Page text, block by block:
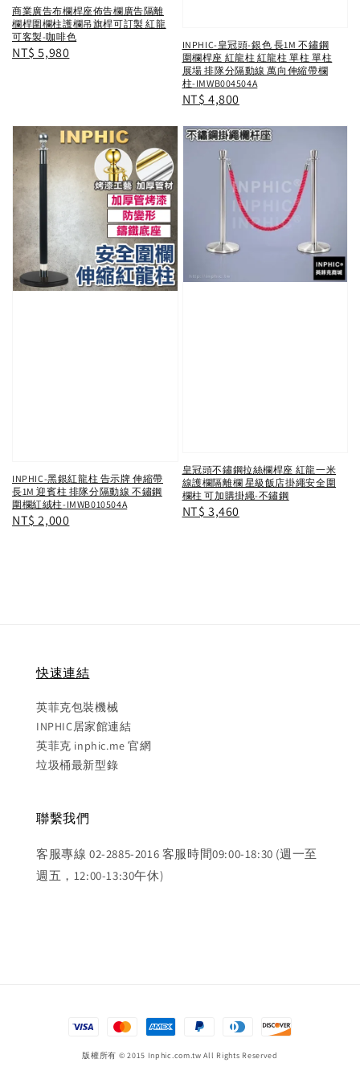
商業廣告布欄桿座佈告欄廣告隔離
欄桿圍欄柱護欄吊旗桿可訂製 紅龍
可客製-咖啡色
Regular
NT$ 5,980
INPHIC-皇冠頭-銀色 長1M 不鏽鋼
圍欄桿座 紅龍柱 紅龍柱 單柱 單柱
展場 排隊分隔動線 萬向伸縮帶欄
柱-IMWB004504A
Regular
NT$ 4,800
INPHIC-黑銀紅龍柱 告示牌 伸縮帶
長1M 迎賓柱 排隊分隔動線 不鏽鋼
圍欄紅絨柱-IMWB010504A
Regular
NT$ 2,000
皇冠頭不鏽鋼拉絲欄桿座 紅龍一米
線護欄隔離欄 星級飯店掛繩安全圍
欄柱 可加購掛繩-不鏽鋼
Regular
NT$ 3,460
快速連結
英菲克包裝機械
INPHIC居家館連結
英菲克 inphic.me 官網
垃圾桶最新型錄
聯繫我們
客服專線 02-2885-2016 客服時間09:00-18:30 (週一至
週五，12:00-13:30午休)
版權所有 © 2015 Inphic.com.tw All Rights Reserved